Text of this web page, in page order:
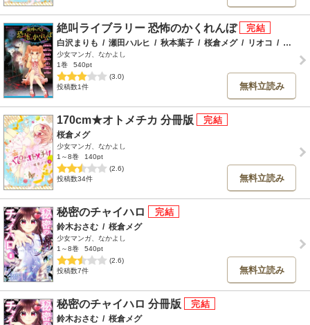
絶叫ライブラリー 恐怖のかくれんぼ
白沢まりも / 瀬田ハルヒ / 秋本葉子 / 桜倉メグ / リオコ /
少女マンガ、なかよし
1巻
540pt
(3.0)
投稿数1件
無料立読み
170cm★オトメチカ 分冊版
桜倉メグ
少女マンガ、なかよし
1～8巻
140pt
(2.6)
投稿数34件
無料立読み
秘密のチャイハロ
鈴木おさむ / 桜倉メグ
少女マンガ、なかよし
1～8巻
540pt
(2.6)
投稿数7件
無料立読み
秘密のチャイハロ 分冊版
鈴木おさむ / 桜倉メグ